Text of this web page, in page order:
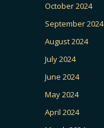
October 2024
September 2024
August 2024
July 2024
June 2024
May 2024
April 2024